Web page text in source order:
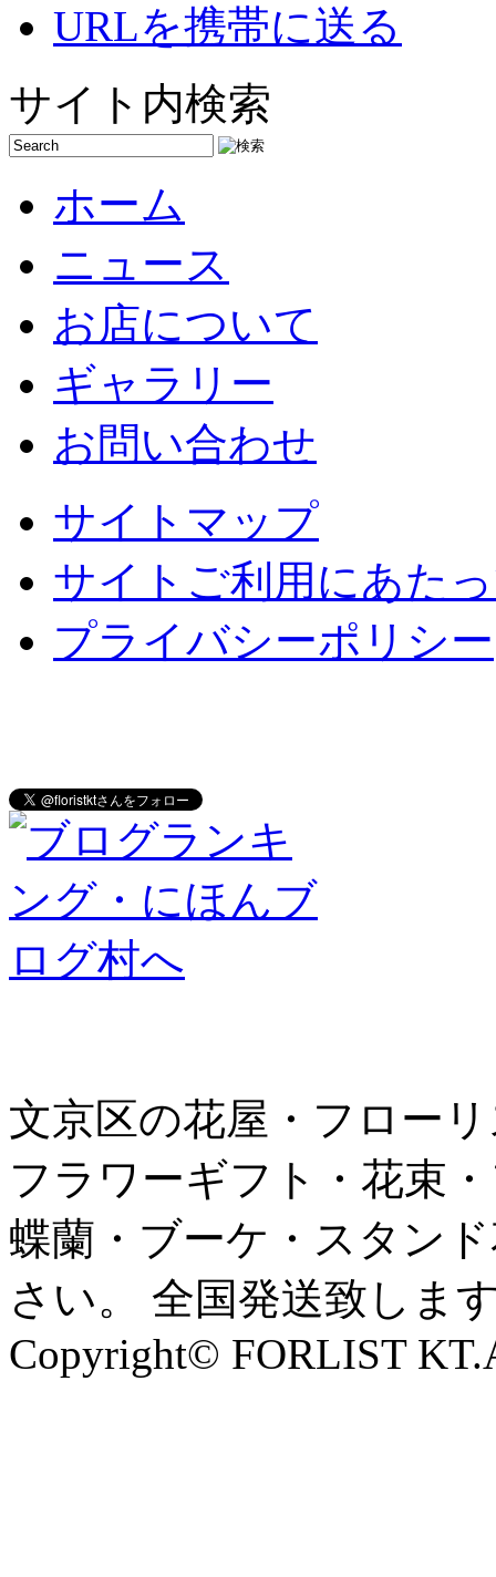
URLを携帯に送る
サイト内検索
ホーム
ニュース
お店について
ギャラリー
お問い合わせ
サイトマップ
サイトご利用にあた
プライバシーポリシー
文京区の花屋・フロー
フラワーギフト・花束
蝶蘭・ブーケ・スタン
さい。 全国発送致しま
Copyright© FORLIST